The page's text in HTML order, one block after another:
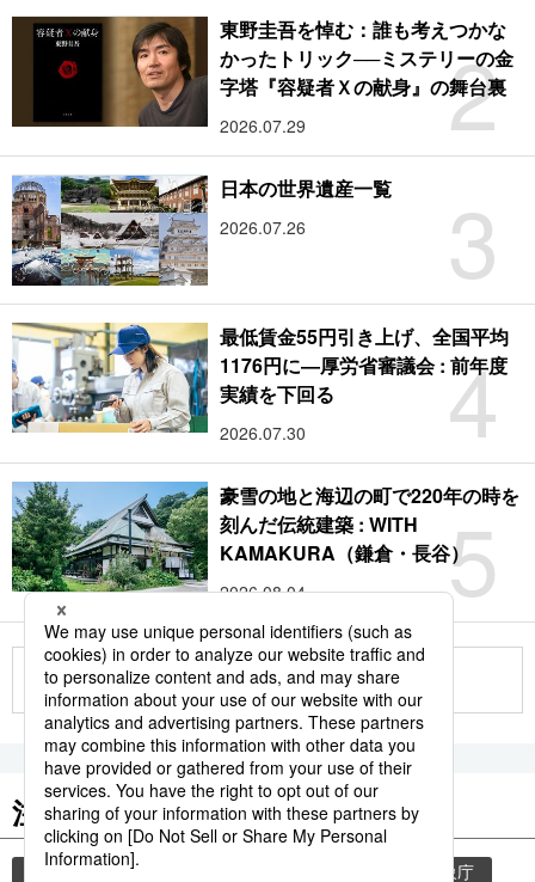
2
東野圭吾を悼む：誰も考えつかな
かったトリック──ミステリーの金
字塔『容疑者Ｘの献身』の舞台裏
2026.07.29
3
日本の世界遺産一覧
2026.07.26
4
最低賃金55円引き上げ、全国平均
1176円に―厚労省審議会 : 前年度
実績を下回る
2026.07.30
5
豪雪の地と海辺の町で220年の時を
刻んだ伝統建築 : WITH
KAMAKURA（鎌倉・長谷）
2026.08.04
もっと見る
注目のキーワード
共同通信ニュース 気象庁